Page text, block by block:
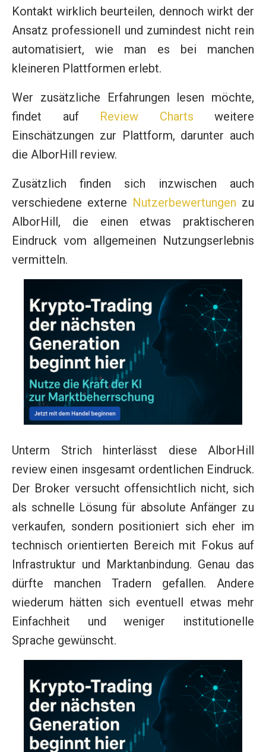
Kontakt wirklich beurteilen, dennoch wirkt der
Ansatz professionell und zumindest nicht rein
automatisiert, wie man es bei manchen
kleineren Plattformen erlebt.
Wer zusätzliche Erfahrungen lesen möchte,
findet auf Review Charts weitere
Einschätzungen zur Plattform, darunter auch
die AlborHill review.
Zusätzlich finden sich inzwischen auch
verschiedene externe Nutzerbewertungen zu
AlborHill, die einen etwas praktischeren
Eindruck vom allgemeinen Nutzungserlebnis
vermitteln.
Unterm Strich hinterlässt diese AlborHill
review einen insgesamt ordentlichen Eindruck.
Der Broker versucht offensichtlich nicht, sich
als schnelle Lösung für absolute Anfänger zu
verkaufen, sondern positioniert sich eher im
technisch orientierten Bereich mit Fokus auf
Infrastruktur und Marktanbindung. Genau das
dürfte manchen Tradern gefallen. Andere
wiederum hätten sich eventuell etwas mehr
Einfachheit und weniger institutionelle
Sprache gewünscht.